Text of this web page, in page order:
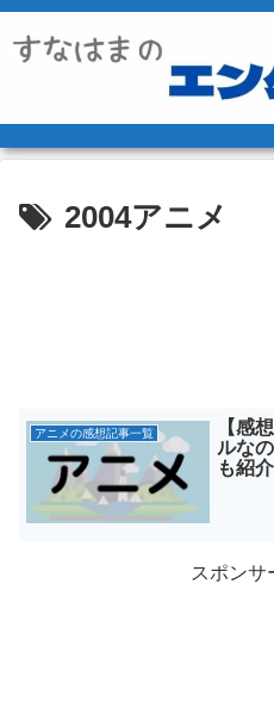
2004アニメ
アニメの感想記事一覧
【感
ルな
も紹介
スポンサ